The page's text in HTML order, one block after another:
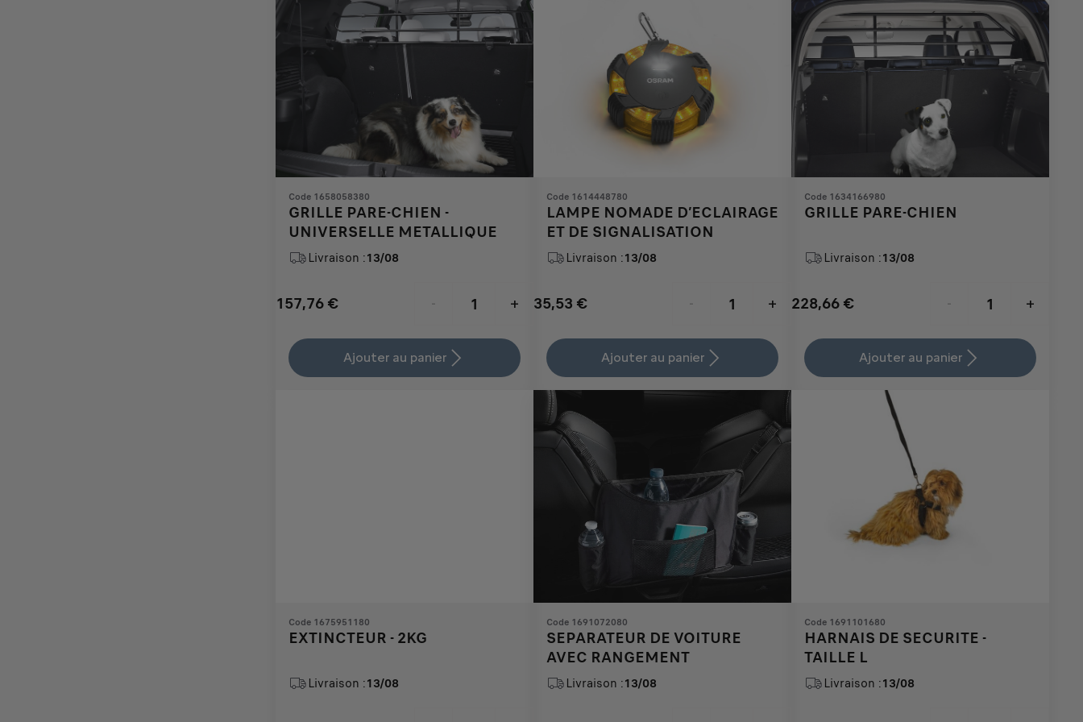
Code 1658058380
GRILLE PARE-CHIEN -
UNIVERSELLE METALLIQUE
Livraison :13/08
157,76€
Price
157,76
-
+
Quantity
updated
Ajouter au panier
Code 1614448780
LAMPE NOMADE D’ECLAIRAGE
ET DE SIGNALISATION
Livraison :13/08
35,53 €
Price
35,53
€
-
+
Quantity
updated
1
Ajouter au panier
Code 1634166980
GRILLE PARE-CHIEN
Livraison :13/08
228,66€
Price
228,66
-
+
Quantity
updated
Ajouter au panier
Code 1675951180
EXTINCTEUR - 2KG
Livraison :13/08
Code 1691072080
SEPARATEUR DE VOITURE
AVEC RANGEMENT
Livraison :13/08
Code 1691101680
HARNAIS DE SECURITE -
TAILLE L
Livraison :13/08